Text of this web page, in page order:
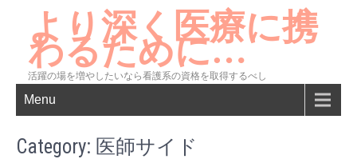
より深く医療に携
わるために…
活躍の場を増やしたいなら看護系の資格を取得するべし
Menu
Category: 医師サイド